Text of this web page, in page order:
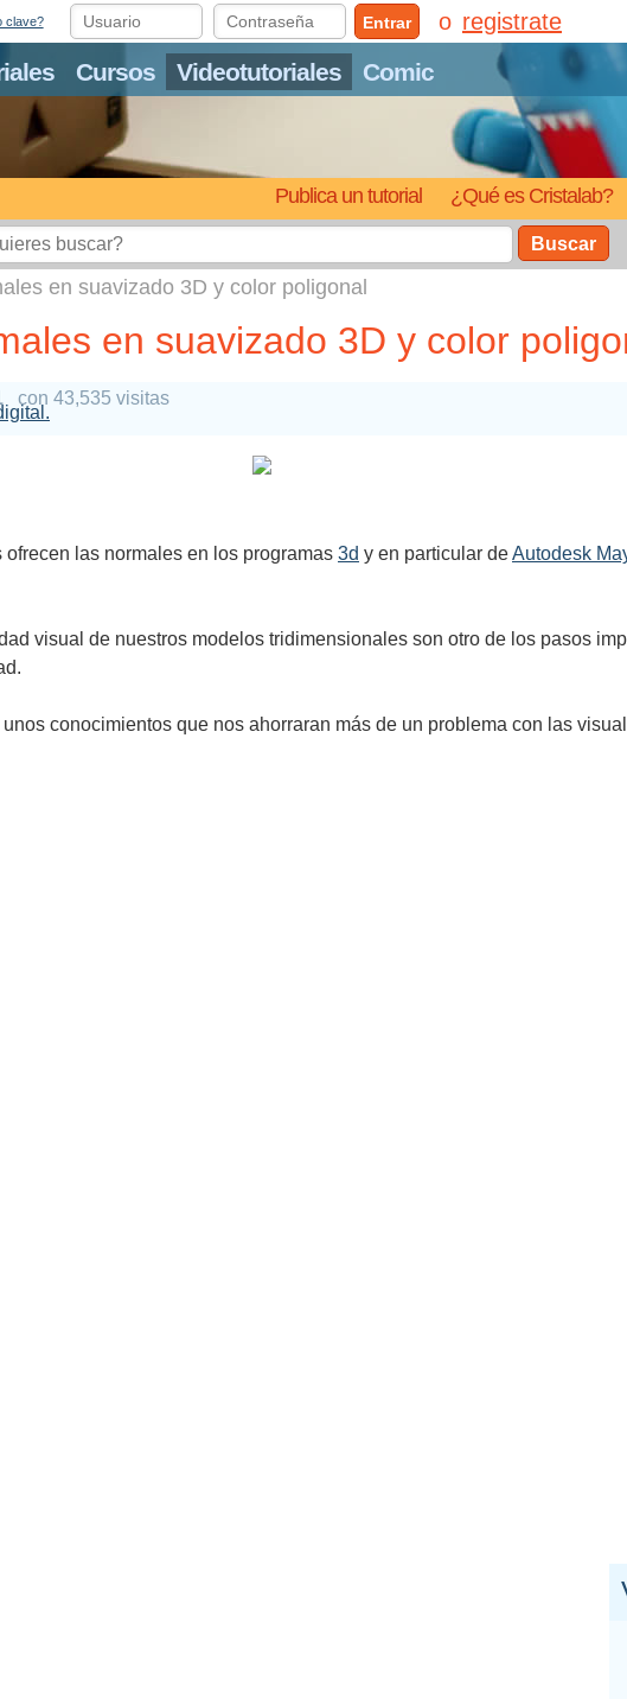
Cursos Videotutoriales Comic
Publica un tutorial ¿Qué es Cristalab?
clave? Entrar registrate
Buscar
en suavizado 3D y color poligonal
en suavizado 3D y color
con 43,535 visitas
las normales en los programas 3d y en particular deAutodesk
visual de nuestros modelos tridimensionales son otro de los pasos
conocimientos que nos ahorraran más de un problema con las